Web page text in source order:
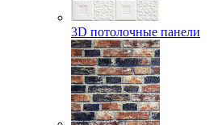
3D потолочные панели